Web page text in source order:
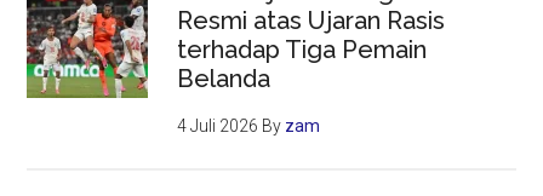
Resmi atas Ujaran Rasis
terhadap Tiga Pemain
Belanda
4 Juli 2026 By zam